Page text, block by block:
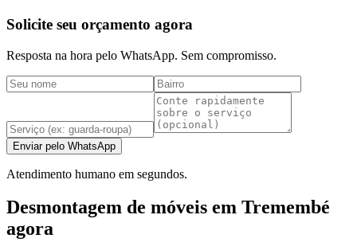
Solicite seu orçamento agora
Resposta na hora pelo WhatsApp. Sem compromisso.
Enviar pelo WhatsApp
Atendimento humano em segundos.
Desmontagem de móveis em Tremembé
agora